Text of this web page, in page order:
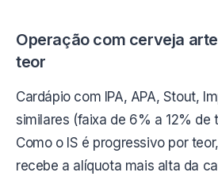
Operação com cerveja
teor
Cardápio com IPA, APA, Stout,
similares (faixa de 6% a 12% de
Como o IS é progressivo por
recebe a alíquota mais alta da